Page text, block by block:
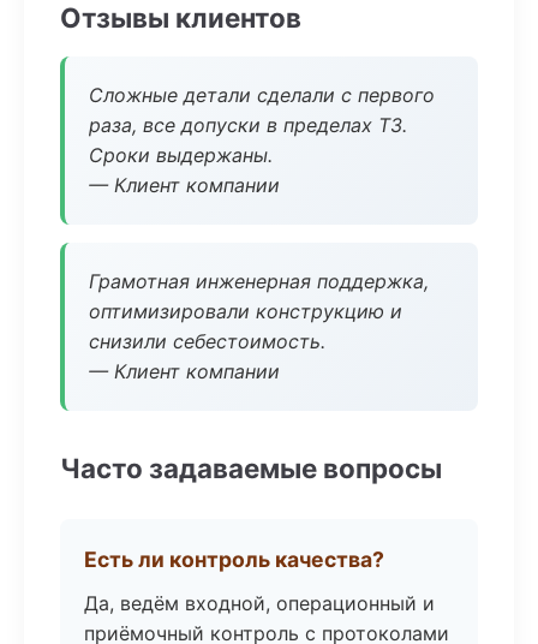
Отзывы клиентов
Сложные детали сделали с первого
раза, все допуски в пределах ТЗ.
Сроки выдержаны.
— Клиент компании
Грамотная инженерная поддержка,
оптимизировали конструкцию и
снизили себестоимость.
— Клиент компании
Часто задаваемые вопросы
Есть ли контроль качества?
Да, ведём входной, операционный и
приёмочный контроль с протоколами